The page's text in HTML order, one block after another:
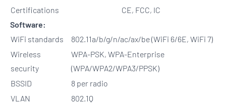
Certifications
CE, FCC, IC
Software:
WiFi standards
802.11a/b/g/n/ac/ax/be (WiFi 6/6E, WiFi 7)
Wireless
security
WPA-PSK, WPA-Enterprise
(WPA/WPA2/WPA3/PPSK)
BSSID
8 per radio
VLAN
802.1Q